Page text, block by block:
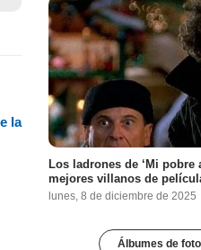
la
Los ladrones de ‘Mi pobre
mejores villanos de
lunes, 8 de diciembre de 2025
Álbumes de